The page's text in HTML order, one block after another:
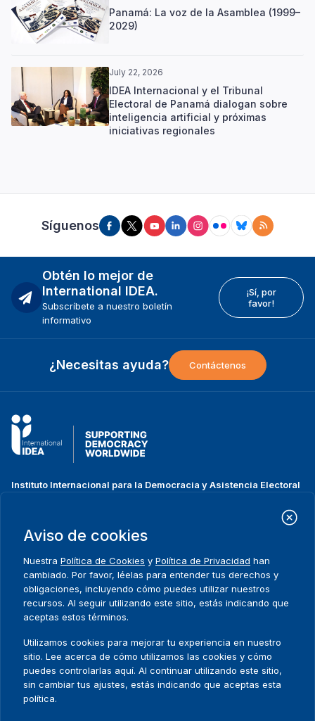
Panamá: La voz de la Asamblea (1999–
2029)
July 22, 2026
IDEA Internacional y el Tribunal
Electoral de Panamá dialogan sobre
inteligencia artificial y próximas
iniciativas regionales
Síguenos
Obtén lo mejor de
International IDEA.
Subscríbete a nuestro boletín
informativo
¡Sí, por
favor!
¿Necesitas ayuda? Contáctenos
Instituto Internacional para la Democracia y Asistencia Electoral
Strömsborgsbron 1
SE-103 34 Estocolmo
Suecia
Teléfono
+46 8 698 37 00
Footer
menu
Inicio
Sobre nosotros
Qué hacemos
Dónde trabajamos
Publicaciones
Datos y herramientas
Projectos
Noticias y eventos
Prensa
Contact
Release Agreement Form
Aviso de cookies
Nuestra Política de Cookies y Política de Privacidad han
cambiado. Por favor, léelas para entender tus derechos y
obligaciones, incluyendo cómo puedes utilizar nuestros
recursos. Al seguir utilizando este sitio, estás indicando que
aceptas estos términos.
Utilizamos cookies para mejorar tu experiencia en nuestro
sitio. Lee acerca de cómo utilizamos las cookies y cómo
puedes controlarlas aquí. Al continuar utilizando este sitio,
sin cambiar tus ajustes, estás indicando que aceptas esta
política.